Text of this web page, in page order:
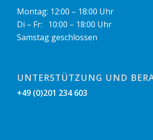
Montag: 12:00 – 18:00 Uhr
Di – Fr: 10:00 – 18:00 Uhr
Samstag geschlossen
UNTERSTÜTZUNG UND
+49 (0)201 234 603